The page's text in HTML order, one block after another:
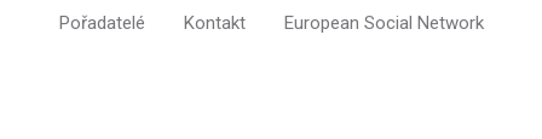
Pořadatelé
Kontakt European Social Network